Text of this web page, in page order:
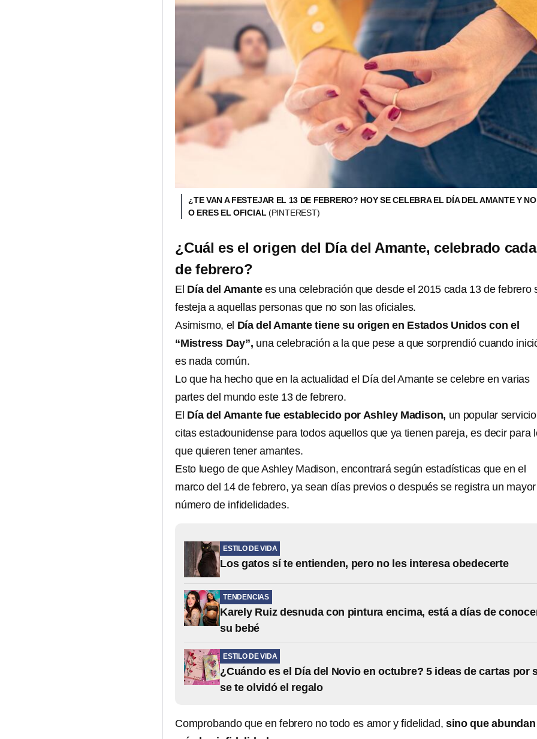
¿TE VAN A FESTEJAR EL 13 DE FEBRERO? HOY SE CELEBRA EL DÍA DEL AMANTE Y
O ERES EL OFICIAL(PINTEREST)
¿Cuál es el origen del Día del Amante, celebrado
de febrero?
El Día del Amantees una celebración que desde el 2015 cada 13 de febrero
festeja a aquellas personas que no son las oficiales.
Asimismo, el Día del Amante tiene su origen en Estados Unidos con el
“Mistress Day”, una celebración a la que pese a que sorprendió cuando
es nada común.
Lo que ha hecho que en la actualidad el Día del Amante se celebre en varias
partes del mundo este 13 de febrero.
El Día del Amante fue establecido por Ashley Madison, un popular
citas estadounidense para todos aquellos que ya tienen pareja, es decir para
que quieren tener amantes.
Esto luego de que Ashley Madison, encontrará según estadísticas que en el
marco del 14 de febrero, ya sean días previos o después se registra un mayor
número de infidelidades.
ESTILO DE VIDA
Los gatos sí te entienden, pero no les interesa obedecerte
TENDENCIAS
Karely Ruiz desnuda con pintura encima, está a días de
su bebé
ESTILO DE VIDA
¿Cuándo es el Día del Novio en octubre? 5 ideas de cartas por
se te olvidó el regalo
Comprobando que en febrero no todo es amor y fidelidad, sino que abundan